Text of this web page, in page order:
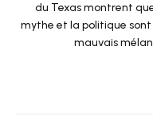
du Texas montrent
mythe et la politique sont
mauvais